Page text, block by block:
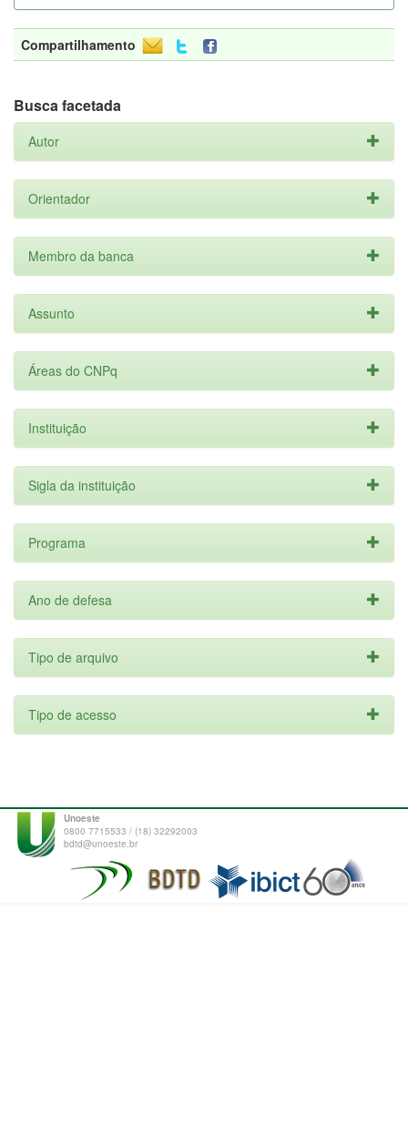
Compartilhamento
Busca facetada
Autor
Orientador
Membro da banca
Assunto
Áreas do CNPq
Instituição
Sigla da instituição
Programa
Ano de defesa
Tipo de arquivo
Tipo de acesso
Unoeste
0800 7715533 / (18) 32292003
bdtd@unoeste.br